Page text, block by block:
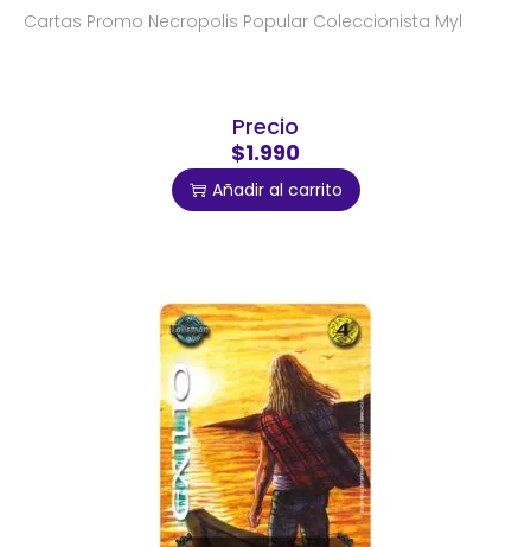
Cartas Promo Necropolis Popular Coleccionista Myl
Precio
$1.990
Añadir al carrito